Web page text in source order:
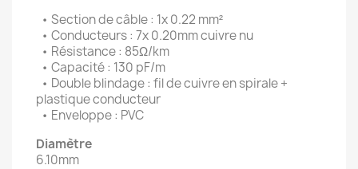
• Section de câble : 1x 0.22 mm²
• Conducteurs : 7x 0.20mm cuivre nu
• Résistance : 85Ω/km
• Capacité : 130 pF/m
• Double blindage : fil de cuivre en spirale +
plastique conducteur
• Enveloppe : PVC
Diamètre
6.10mm